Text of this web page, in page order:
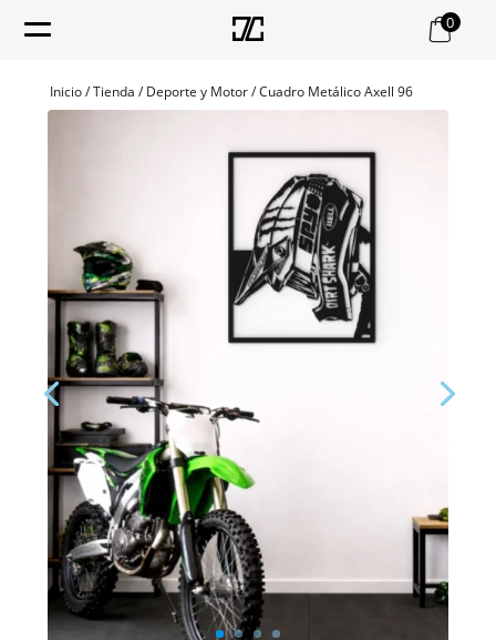
0
Inicio/Tienda /Deporte y Motor/ Cuadro Metálico Axell 96